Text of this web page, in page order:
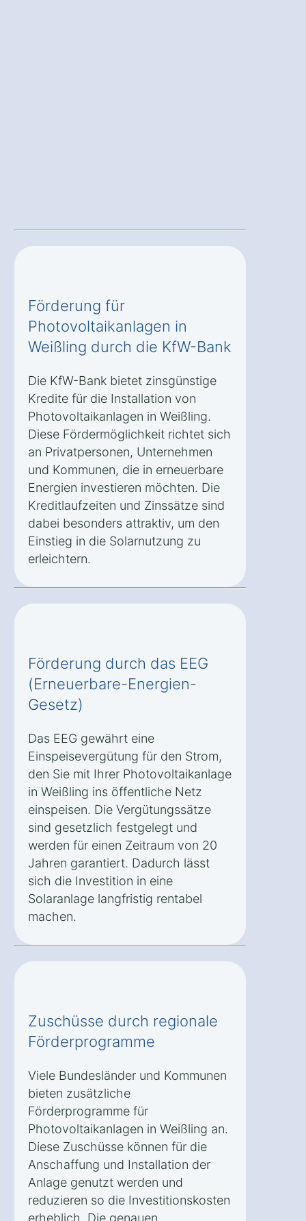
Förderung für
Photovoltaikanlagen in
Weißling durch die KfW-Bank
Die KfW-Bank bietet zinsgünstige
Kredite für die Installation von
Photovoltaikanlagen in Weißling.
Diese Fördermöglichkeit richtet sich
an Privatpersonen, Unternehmen
und Kommunen, die in erneuerbare
Energien investieren möchten. Die
Kreditlaufzeiten und Zinssätze sind
dabei besonders attraktiv, um den
Einstieg in die Solarnutzung zu
erleichtern.
Förderung durch das EEG
(Erneuerbare-Energien-
Gesetz)
Das EEG gewährt eine
Einspeisevergütung für den Strom,
den Sie mit Ihrer Photovoltaikanlage
in Weißling ins öffentliche Netz
einspeisen. Die Vergütungssätze
sind gesetzlich festgelegt und
werden für einen Zeitraum von 20
Jahren garantiert. Dadurch lässt
sich die Investition in eine
Solaranlage langfristig rentabel
machen.
Zuschüsse durch regionale
Förderprogramme
Viele Bundesländer und Kommunen
bieten zusätzliche
Förderprogramme für
Photovoltaikanlagen in Weißling an.
Diese Zuschüsse können für die
Anschaffung und Installation der
Anlage genutzt werden und
reduzieren so die Investitionskosten
erheblich. Die genauen